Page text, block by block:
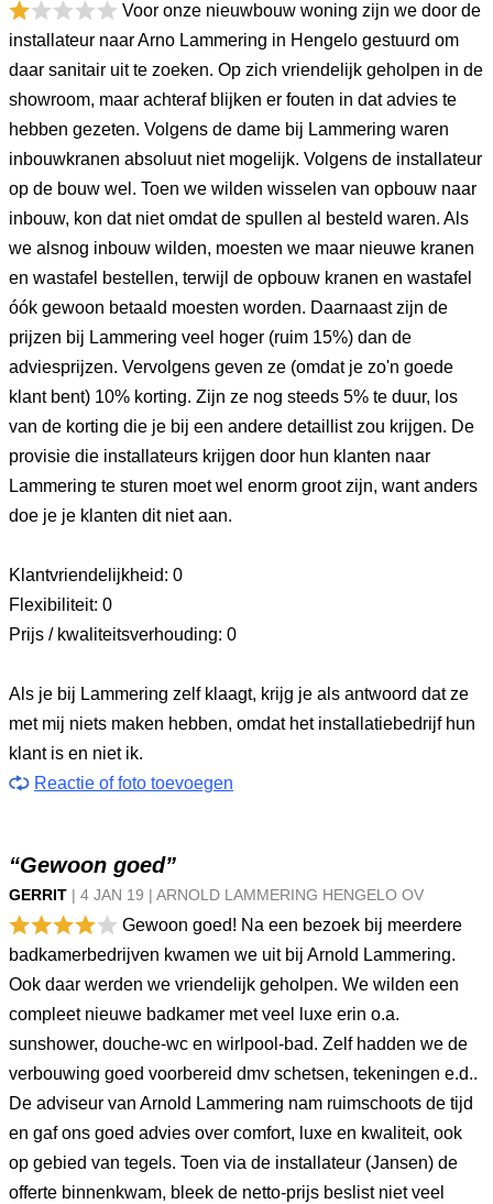
Voor onze nieuwbouw woning zijn we door de
installateur naar Arno Lammering in Hengelo gestuurd om
daar sanitair uit te zoeken. Op zich vriendelijk geholpen in de
showroom, maar achteraf blijken er fouten in dat advies te
hebben gezeten. Volgens de dame bij Lammering waren
inbouwkranen absoluut niet mogelijk. Volgens de installateur
op de bouw wel. Toen we wilden wisselen van opbouw naar
inbouw, kon dat niet omdat de spullen al besteld waren. Als
we alsnog inbouw wilden, moesten we maar nieuwe kranen
en wastafel bestellen, terwijl de opbouw kranen en wastafel
óók gewoon betaald moesten worden. Daarnaast zijn de
prijzen bij Lammering veel hoger (ruim 15%) dan de
adviesprijzen. Vervolgens geven ze (omdat je zo'n goede
klant bent) 10% korting. Zijn ze nog steeds 5% te duur, los
van de korting die je bij een andere detaillist zou krijgen. De
provisie die installateurs krijgen door hun klanten naar
Lammering te sturen moet wel enorm groot zijn, want anders
doe je je klanten dit niet aan.
Klantvriendelijkheid: 0
Flexibiliteit: 0
Prijs / kwaliteitsverhouding: 0
Als je bij Lammering zelf klaagt, krijg je als antwoord dat ze
met mij niets maken hebben, omdat het installatiebedrijf hun
klant is en niet ik.
Reactie of foto toevoegen
“Gewoon goed”
GERRIT | 4 JAN 19 | ARNOLD LAMMERING HENGELO OV
Gewoon goed! Na een bezoek bij meerdere
badkamerbedrijven kwamen we uit bij Arnold Lammering.
Ook daar werden we vriendelijk geholpen. We wilden een
compleet nieuwe badkamer met veel luxe erin o.a.
sunshower, douche-wc en wirlpool-bad. Zelf hadden we de
verbouwing goed voorbereid dmv schetsen, tekeningen e.d..
De adviseur van Arnold Lammering nam ruimschoots de tijd
en gaf ons goed advies over comfort, luxe en kwaliteit, ook
op gebied van tegels. Toen via de installateur (Jansen) de
offerte binnenkwam, bleek de netto-prijs beslist niet veel